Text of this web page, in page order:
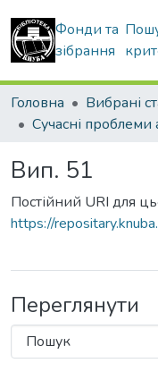
Фонди та
зібрання
Головна
Вип. 51
Постійний URI для
https://
Переглянути